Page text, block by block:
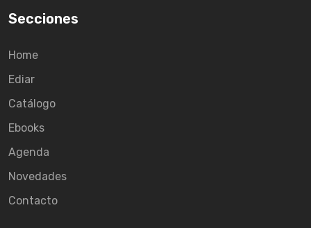
Secciones
Home
Ediar
Catálogo
Ebooks
Agenda
Novedades
Contacto